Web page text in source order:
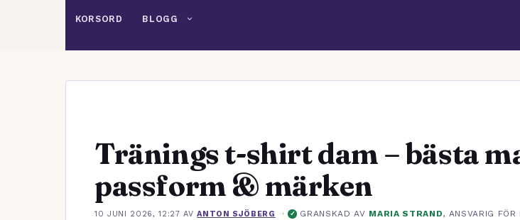
KORSORD BLOGG
Tränings t-shirt dam – bästa
passform & märken
10 JUNI 2026, 12:27 AVANTON SJÖBERG · ✓ GRANSKAD AV MARIA STRAND, ANSVARIG FÖR